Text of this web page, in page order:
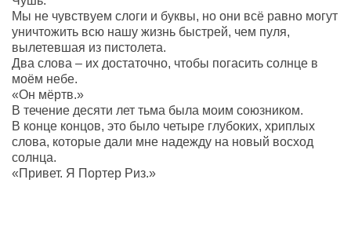
Мы не чувствуем слоги и буквы, но они всё равно могут
уничтожить всю нашу жизнь быстрей, чем пуля,
вылетевшая из пистолета.
Два слова – их достаточно, чтобы погасить солнце в
моём небе.
«Он мёртв.»
В течение десяти лет тьма была моим союзником.
В конце концов, это было четыре глубоких, хриплых
слова, которые дали мне надежду на новый восход
солнца.
«Привет. Я Портер Риз.»